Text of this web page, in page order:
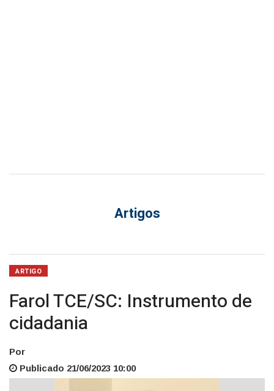
Artigos
ARTIGO
Farol TCE/SC: Instrumento de
cidadania
Por
Publicado 21/06/2023 10:00